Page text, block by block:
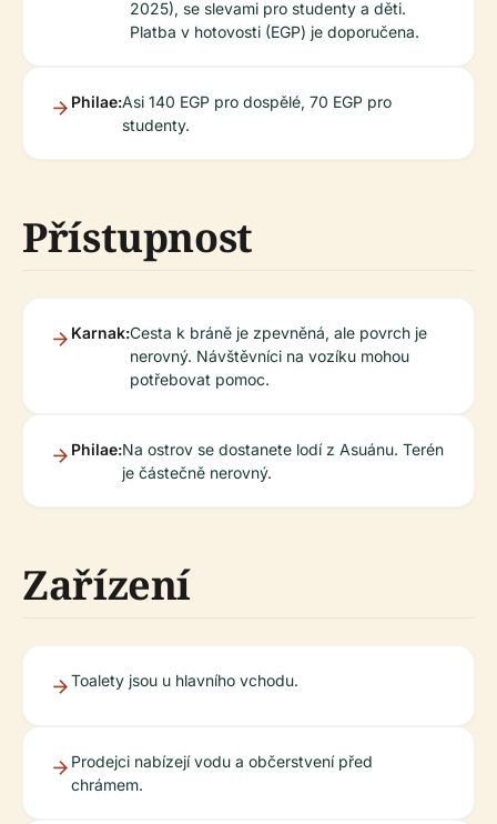
2025), se slevami pro studenty a děti.
Platba v hotovosti (EGP) je doporučena.
Philae:Asi 140 EGP pro dospělé, 70 EGP pro
studenty.
Přístupnost
Karnak:Cesta k bráně je zpevněná, ale povrch je
nerovný. Návštěvníci na vozíku mohou
potřebovat pomoc.
Philae:Na ostrov se dostanete lodí z Asuánu. Terén
je částečně nerovný.
Zařízení
Toalety jsou u hlavního vchodu.
Prodejci nabízejí vodu a občerstvení před
chrámem.